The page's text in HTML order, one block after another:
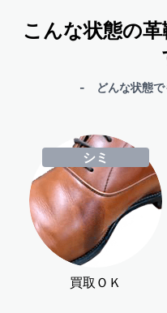
こんな状態の革
- どんな状態で
シミ
買取ＯＫ